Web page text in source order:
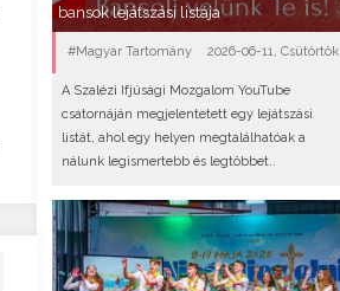
bansok lejátszási listája
#Magyar Tartomány 2026-06-11, Csütörtök
A Szalézi Ifjúsági Mozgalom YouTube
csatornáján megjelentetett egy lejátszási
listát, ahol egy helyen megtalálhatóak a
nálunk legismertebb és legtöbbet..